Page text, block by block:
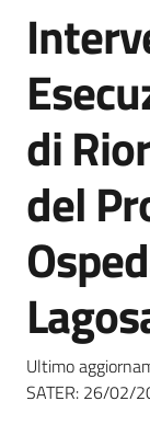
Bandi
di
Supporto
Piattaforme
telematiche
Salta al contenuto
di
del
Ultimo
SATER: 26/02/